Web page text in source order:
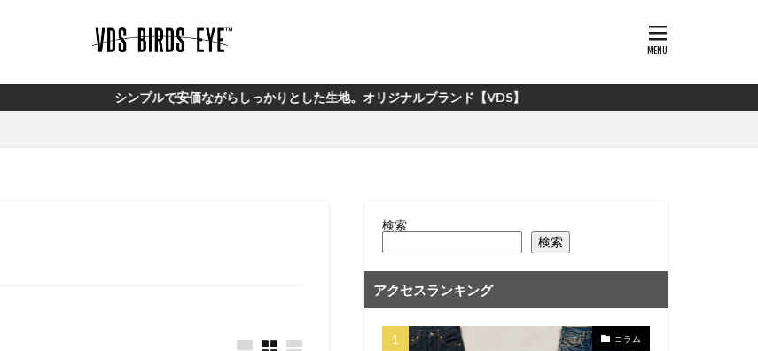
シンプルで安価ながらしっかりとした生地。オリジナルブランド【VDS】
検索
検索
アクセスランキング
コラム